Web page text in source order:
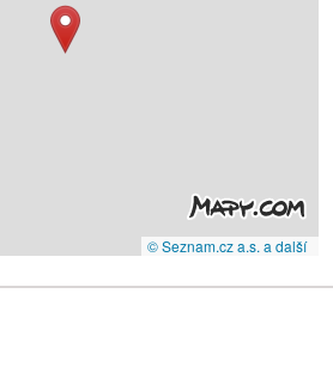
© Seznam.cz a.s. a další